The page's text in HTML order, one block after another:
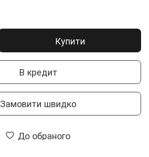
Купити
В кредит
Замовити швидко
До обраного